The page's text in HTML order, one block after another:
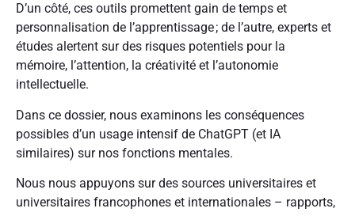
D’un côté, ces outils promettent gain de temps et
personnalisation de l’apprentissage ; de l’autre, experts et
études alertent sur des risques potentiels pour la
mémoire, l’attention, la créativité et l’autonomie
intellectuelle.
Dans ce dossier, nous examinons les conséquences
possibles d’un usage intensif de ChatGPT (et IA
similaires) sur nos fonctions mentales.
Nous nous appuyons sur des sources universitaires et
universitaires francophones et internationales – rapports,